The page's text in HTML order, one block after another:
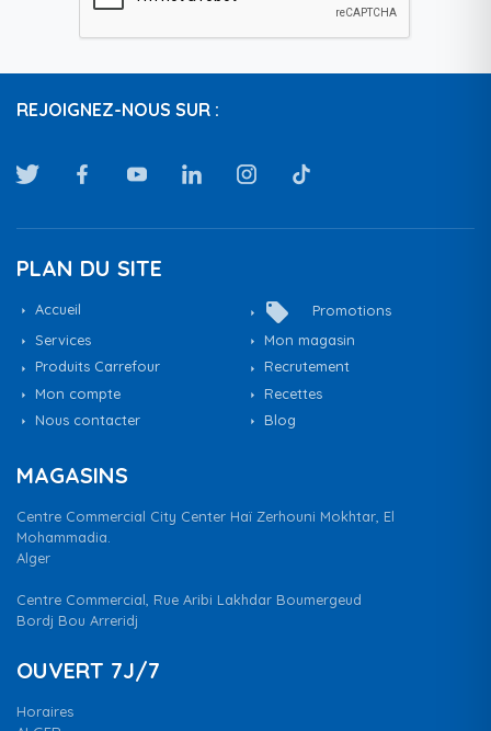
REJOIGNEZ-NOUS SUR :
PLAN DU SITE
Accueil local_offer
Promotions
Services
Mon magasin
Produits Carrefour
Recrutement
Mon compte
Recettes
Nous contacter
Blog
MAGASINS
Centre Commercial City Center Haï Zerhouni Mokhtar, El
Mohammadia.
Alger
Centre Commercial, Rue Aribi Lakhdar Boumergeud
Bordj Bou Arreridj
OUVERT 7J/7
Horaires